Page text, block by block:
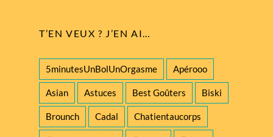
T’EN VEUX ? J’EN AI…
5minutesUnBolUnOrgasme Apérooo
Asian Astuces Best Goûters Biski
Brounch Cadal Chatientaucorps